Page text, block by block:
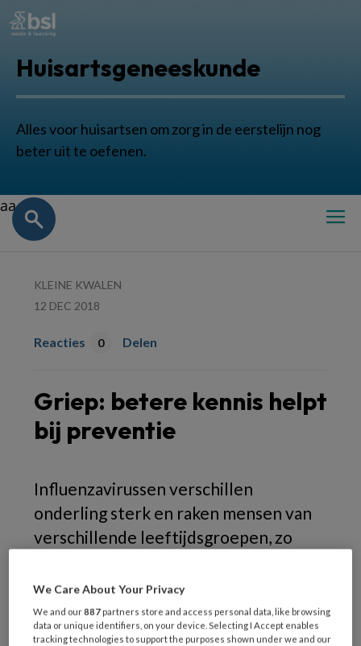
Huisartsgeneeskunde
Alles voor huisartsen om zorg in de eerstelijn nog
beter uit te oefenen.
aa
KLEINE KWALEN
12 DEC 2018
Reacties 0 Delen
Griep: betere kennis helpt
bij preventie
Influenzavirussen verschillen
onderling sterk en raken mensen van
verschillende leeftijdsgroepen, zo
NIVEL-onderzoeker Saverio Caini.
Deze kennis kan helpen om de
preventie en bestrijding van griep te
We Care About Your Privacy
We and our887 partners store and access personal data, like browsing
data or unique identifiers, on your device. Selecting I Accept enables
tracking technologies to support the purposes shown under we and our